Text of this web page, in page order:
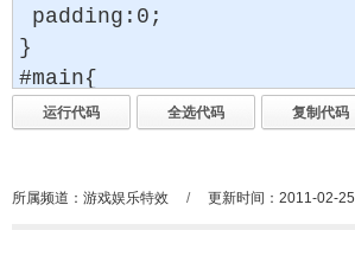
所属频道： 游戏娱乐特效 / 更新时间：2011-02-25